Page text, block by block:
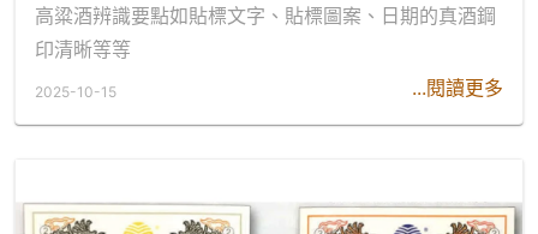
高粱酒辨識要點如貼標文字、貼標圖案、日期的真酒鋼
印清晰等等
...閱讀更多
2025-10-15